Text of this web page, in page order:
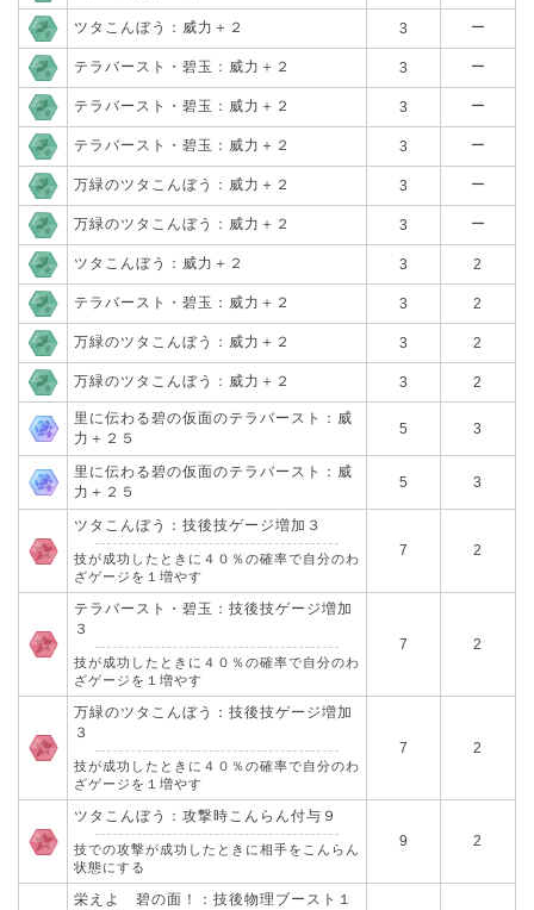
ツタこんぼう：威力＋２ 3 ー
テラバースト・碧玉：威力＋２ 3 ー
テラバースト・碧玉：威力＋２ 3 ー
テラバースト・碧玉：威力＋２ 3 ー
万緑のツタこんぼう：威力＋２ 3 ー
万緑のツタこんぼう：威力＋２ 3 ー
ツタこんぼう：威力＋２ 3 2
テラバースト・碧玉：威力＋２ 3 2
万緑のツタこんぼう：威力＋２ 3 2
万緑のツタこんぼう：威力＋２ 3 2
里に伝わる碧の仮面のテラバースト：威
力＋２５
5 3
里に伝わる碧の仮面のテラバースト：威
力＋２５
5 3
ツタこんぼう：技後技ゲージ増加３
技が成功したときに４０％の確率で自分のわ
ざゲージを１増やす
7 2
テラバースト・碧玉：技後技ゲージ増加
３
技が成功したときに４０％の確率で自分のわ
ざゲージを１増やす
7 2
万緑のツタこんぼう：技後技ゲージ増加
３
技が成功したときに４０％の確率で自分のわ
ざゲージを１増やす
7 2
ツタこんぼう：攻撃時こんらん付与９
技での攻撃が成功したときに相手をこんらん
状態にする
9 2
栄えよ 碧の面！：技後物理ブースト１